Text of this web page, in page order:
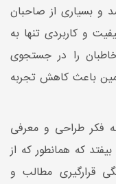
و بسیاری از صاحبان
و کاربردی تنها به
را در جستجوی
باعث کاهش تجربه
فکر طراحی و معرفی
بیفتد که همانطور که از
قرارگیری مطالب و